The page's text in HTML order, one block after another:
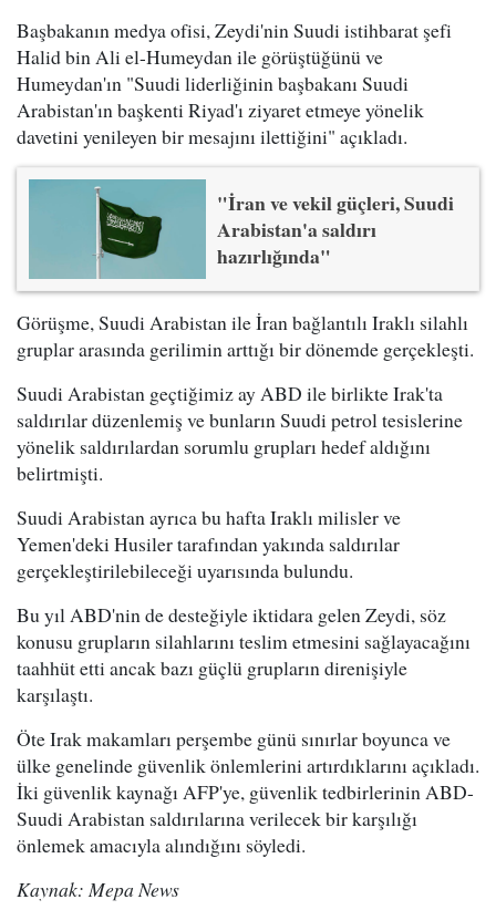
Başbakanın medya ofisi, Zeydi'nin Suudi istihbarat şefi
Halid bin Ali el-Humeydan ile görüştüğünü ve
Humeydan'ın "Suudi liderliğinin başbakanı Suudi
Arabistan'ın başkenti Riyad'ı ziyaret etmeye yönelik
davetini yenileyen bir mesajını ilettiğini" açıkladı.
"İran ve vekil güçleri, Suudi
Arabistan'a saldırı
hazırlığında"
Görüşme, Suudi Arabistan ile İran bağlantılı Iraklı silahlı
gruplar arasında gerilimin arttığı bir dönemde gerçekleşti.
Suudi Arabistan geçtiğimiz ay ABD ile birlikte Irak'ta
saldırılar düzenlemiş ve bunların Suudi petrol tesislerine
yönelik saldırılardan sorumlu grupları hedef aldığını
belirtmişti.
Suudi Arabistan ayrıca bu hafta Iraklı milisler ve
Yemen'deki Husiler tarafından yakında saldırılar
gerçekleştirilebileceği uyarısında bulundu.
Bu yıl ABD'nin de desteğiyle iktidara gelen Zeydi, söz
konusu grupların silahlarını teslim etmesini sağlayacağını
taahhüt etti ancak bazı güçlü grupların direnişiyle
karşılaştı.
Öte Irak makamları perşembe günü sınırlar boyunca ve
ülke genelinde güvenlik önlemlerini artırdıklarını açıkladı.
İki güvenlik kaynağı AFP'ye, güvenlik tedbirlerinin ABD-
Suudi Arabistan saldırılarına verilecek bir karşılığı
önlemek amacıyla alındığını söyledi.
Kaynak: Mepa News